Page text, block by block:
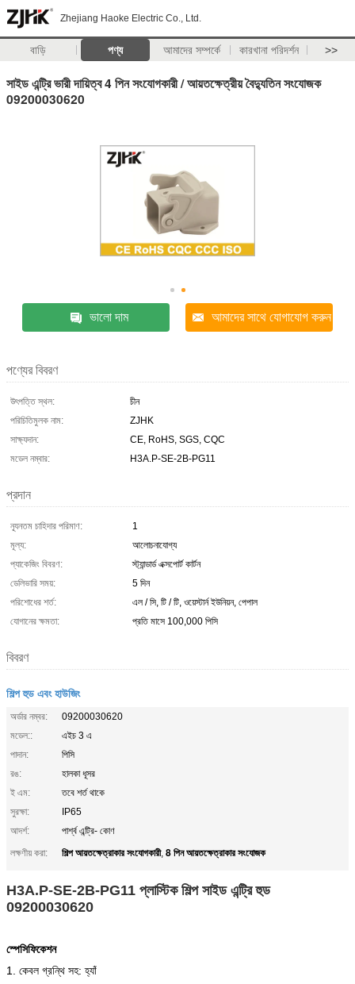
Zhejiang Haoke Electric Co., Ltd.
বাড়ি পণ্য আমাদের সম্পর্কে কারখানা পরিদর্শন >>
সাইড এন্ট্রি ভারী দায়িত্ব 4 পিন সংযোগকারী / আয়তক্ষেত্রীয় বৈদ্যুতিন সংযোজক
09200030620
ভালো দাম আমাদের সাথে যোগাযোগ করুন
পণ্যের বিবরণ
উৎপত্তি স্থল:
চীন
পরিচিতিমুলক নাম:
ZJHK
সাক্ষ্যদান:
CE, RoHS, SGS, CQC
মডেল নম্বার:
H3A.P-SE-2B-PG11
প্রদান
ন্যূনতম চাহিদার পরিমাণ:
1
মূল্য:
আলোচনাযোগ্য
প্যাকেজিং বিবরণ:
স্ট্যান্ডার্ড এক্সপোর্ট কার্টন
ডেলিভারি সময়:
5 দিন
পরিশোধের শর্ত:
এল / সি, টি / টি, ওয়েস্টার্ন ইউনিয়ন, পেপাল
যোগানের ক্ষমতা:
প্রতি মাসে 100,000 পিসি
বিবরণ
শিল্প হুড এবং হাউজিং
অর্ডার নম্বর:
09200030620
মডেল::
এইচ 3 এ
পাদান:
পিসি
রঙ:
হালকা ধূসর
ই এম:
তবে শর্ত থাকে
সুরক্ষা:
IP65
আদর্শ:
পার্শ্ব এন্ট্রি- কোণ
লক্ষণীয় করা:
শিল্প আয়তক্ষেত্রাকার সংযোগকারী, 8 পিন আয়তক্ষেত্রাকার সংযোজক
H3A.P-SE-2B-PG11 প্লাস্টিক শিল্প সাইড এন্ট্রি হুড
09200030620
স্পেসিফিকেশন
1. কেবল গ্রন্থি সহ: হ্যাঁ